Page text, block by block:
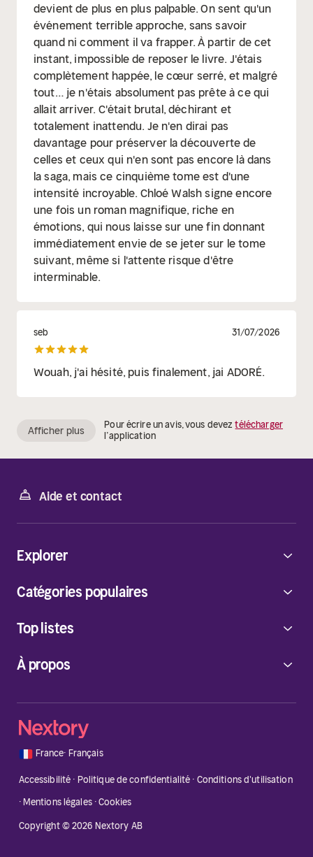
devient de plus en plus palpable. On sent qu'un
événement terrible approche, sans savoir
quand ni comment il va frapper. À partir de cet
instant, impossible de reposer le livre. J'étais
complètement happée, le cœur serré, et malgré
tout… je n'étais absolument pas prête à ce qui
allait arriver. C'était brutal, déchirant et
totalement inattendu. Je n'en dirai pas
davantage pour préserver la découverte de
celles et ceux qui n'en sont pas encore là dans
la saga, mais ce cinquième tome est d'une
intensité incroyable. Chloé Walsh signe encore
une fois un roman magnifique, riche en
émotions, qui nous laisse sur une fin donnant
immédiatement envie de se jeter sur le tome
suivant, même si l'attente risque d'être
interminable.
seb 31/07/2026
Wouah, j'ai hésité, puis finalement, jai ADORÉ.
Afficher plus Pour écrire un avis, vous deveztélécharger
l’application
Aide et contact
À propos
Explorer
Catégories populaires
Top listes
🇫🇷 France· Français
Accessibilité · Politique de confidentialité · Conditions d'utilisation
·Mentions légales·Cookies
Copyright © 2026 Nextory AB